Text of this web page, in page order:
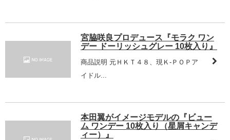
宮脇咲良プロデュース『モラク ワン
デー ドーリッシュグレー 10枚入り』
商品説明 元ＨＫＴ４８、現Ｋ-ＰＯＰア
イドル...
本田翼がイメージモデルの『ビュー
ム ワンデー 10枚入り（星屑キャンデ
ィー）』